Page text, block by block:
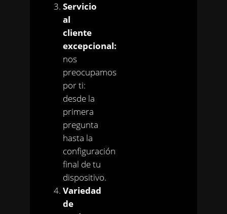
Servicio
al
cliente
excepcional:
nos
preocupamos
por ti:
desde la
primera
pregunta
hasta la
configuración
final de tu
dispositivo.
Variedad
de